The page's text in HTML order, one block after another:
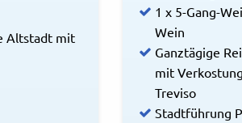
Altstadt mit
1 x 5-Gang-
Wein
Ganztägige
mit
Treviso
Stadtführung